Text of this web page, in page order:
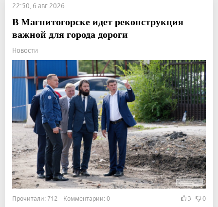
22:50, 6 авг 2026
В Магнитогорске идет реконструкция
важной для города дороги
Новости
Прочитали: 712 Комментарии: 0 3 0